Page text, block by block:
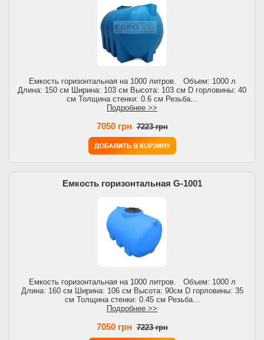
Емкость горизонтальная на 1000 литров. Объем: 1000 л
Длина: 150 см Ширина: 103 см Высота: 103 см D горловины: 40
см Толщина стенки: 0.6 см Резьба...
Подробнее >>
7050 грн 7223 грн
Емкость горизонтальная G-1001
Емкость горизонтальная на 1000 литров. Объем: 1000 л
Длина: 160 см Ширина: 106 см Высота: 90см D горловины: 35
см Толщина стенки: 0.45 см Резьба...
Подробнее >>
7050 грн 7223 грн